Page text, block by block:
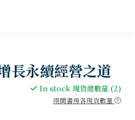
長永續經營之道
In stock 現貨總數量 (2)
兩間書房各現貨數量